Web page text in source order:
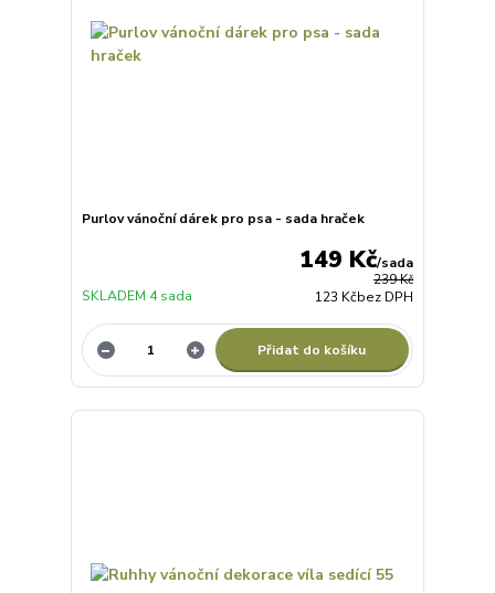
Purlov vánoční dárek pro psa - sada hraček
239 Kč
149 Kč/sada
123 Kčbez DPH
SKLADEM 4 sada
Přidat do košíku